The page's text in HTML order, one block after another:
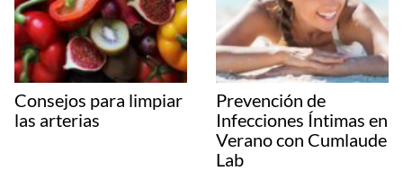
Consejos para limpiar
las arterias
Prevención de
Infecciones Íntimas en
Verano con Cumlaude
Lab